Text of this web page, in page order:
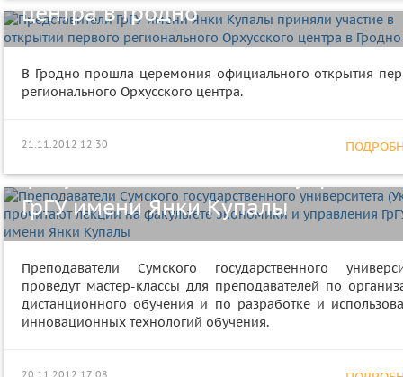
центра в Гродно
В Гродно прошла церемония официального открытия
регионального Орхусского центра.
21.11.2012 12:30
Преподаватели Сумского
(Украина) прочитают лекции на
факультете экономики и
ГрГУ имени Янки Купалы
Преподаватели Сумского государственного
проведут мастер-классы для преподавателей по
дистанционного обучения и по разработке и
инновационных технологий обучения.
20.11.2012 17:08